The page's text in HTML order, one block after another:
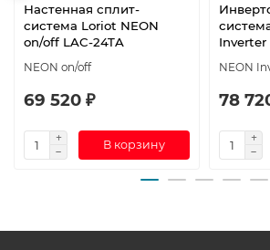
Настенная сплит-
система Loriot NEON
on/off LAC-24TA
NEON on/off
69 520 ₽
В корзину
Inverter
NEON
78